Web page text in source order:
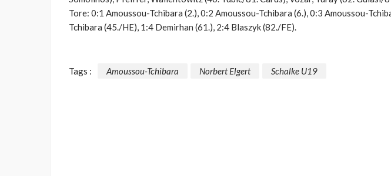
Tore: 0:1 Amoussou-Tchibara (2.), 0:2 Amoussou-Tchibara (6.), 0:3 Amoussou-
Tchibara (45./HE), 1:4 Demirhan (61.), 2:4 Blaszyk (82./FE).
Tags : Amoussou-Tchibara Norbert Elgert Schalke U19